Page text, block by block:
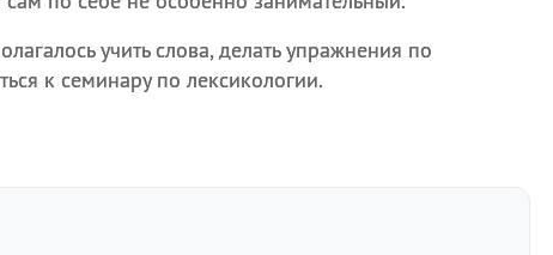
учить слова, делать упражнения по
к семинару по лексикологии.